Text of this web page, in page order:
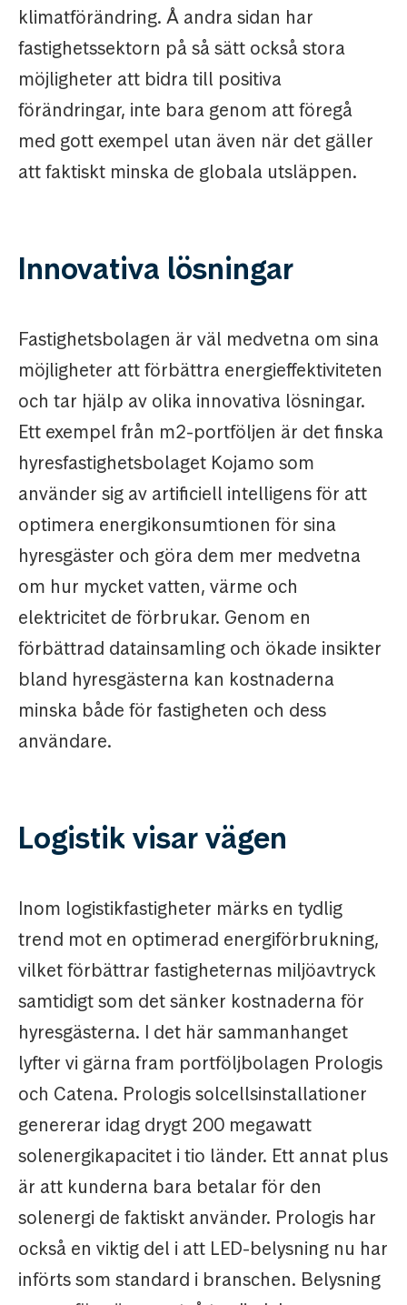
klimatförändring. Å andra sidan har
fastighetssektorn på så sätt också stora
möjligheter att bidra till positiva
förändringar, inte bara genom att föregå
med gott exempel utan även när det gäller
att faktiskt minska de globala utsläppen.
Innovativa lösningar
Fastighetsbolagen är väl medvetna om sina
möjligheter att förbättra energieffektiviteten
och tar hjälp av olika innovativa lösningar.
Ett exempel från m2-portföljen är det finska
hyresfastighetsbolaget Kojamo som
använder sig av artificiell intelligens för att
optimera energikonsumtionen för sina
hyresgäster och göra dem mer medvetna
om hur mycket vatten, värme och
elektricitet de förbrukar. Genom en
förbättrad datainsamling och ökade insikter
bland hyresgästerna kan kostnaderna
minska både för fastigheten och dess
användare.
Logistik visar vägen
Inom logistikfastigheter märks en tydlig
trend mot en optimerad energiförbrukning,
vilket förbättrar fastigheternas miljöavtryck
samtidigt som det sänker kostnaderna för
hyresgästerna. I det här sammanhanget
lyfter vi gärna fram portföljbolagen Prologis
och Catena. Prologis solcellsinstallationer
genererar idag drygt 200 megawatt
solenergikapacitet i tio länder. Ett annat plus
är att kunderna bara betalar för den
solenergi de faktiskt använder. Prologis har
också en viktig del i att LED-belysning nu har
införts som standard i branschen. Belysning